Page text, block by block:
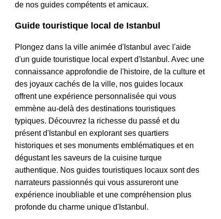
de nos guides compétents et amicaux.
Guide touristique local de Istanbul
Plongez dans la ville animée d'Istanbul avec l'aide
d'un guide touristique local expert d'Istanbul. Avec une
connaissance approfondie de l'histoire, de la culture et
des joyaux cachés de la ville, nos guides locaux
offrent une expérience personnalisée qui vous
emmène au-delà des destinations touristiques
typiques. Découvrez la richesse du passé et du
présent d'Istanbul en explorant ses quartiers
historiques et ses monuments emblématiques et en
dégustant les saveurs de la cuisine turque
authentique. Nos guides touristiques locaux sont des
narrateurs passionnés qui vous assureront une
expérience inoubliable et une compréhension plus
profonde du charme unique d'Istanbul.